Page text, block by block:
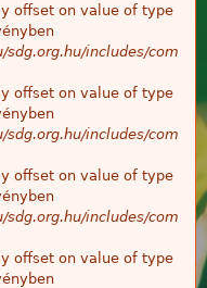
offset on value of type
includes/com
offset on value of type
includes/com
offset on value of type
includes/com
offset on value of type